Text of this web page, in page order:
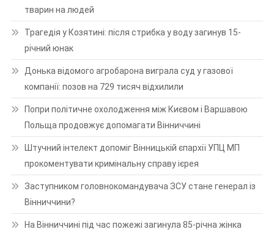
тварин на людей
Трагедія у Козятині: після стрибка у воду загинув 15-
річний юнак
Донька відомого агробарона виграла суд у газової
компанії: позов на 729 тисяч відхилили
Попри політичне охолодження між Києвом і Варшавою
Польща продовжує допомагати Вінниччині
Штучний інтелект допоміг Вінницькій єпархії УПЦ МП
прокоментувати кримінальну справу ієрея
Заступником головнокомандувача ЗСУ стане генерал із
Вінниччини?
На Вінниччині під час пожежі загинула 85-річна жінка